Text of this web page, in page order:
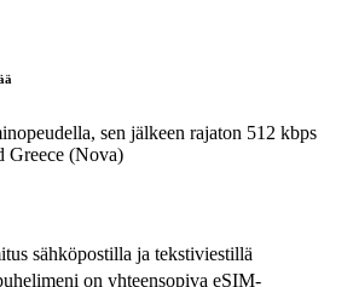
sen jälkeen rajaton 512 kbps
Greece (Nova)
sähköpostilla ja tekstiviestillä
on yhteensopiva eSIM-